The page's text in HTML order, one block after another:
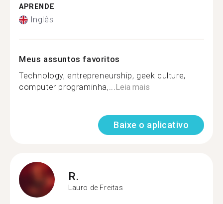
APRENDE
Inglês
Meus assuntos favoritos
Technology, entrepreneurship, geek culture,
computer programinha,...Leia mais
Baixe o aplicativo
R.
Lauro de Freitas